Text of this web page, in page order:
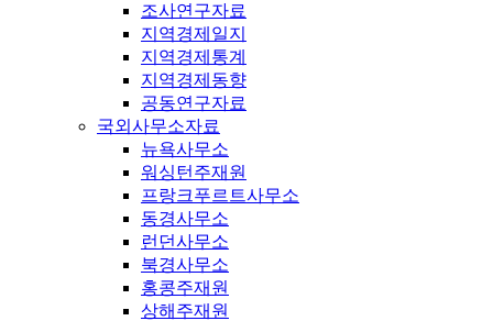
조사연구자료
지역경제일지
지역경제통계
지역경제동향
공동연구자료
국외사무소자료
뉴욕사무소
워싱턴주재원
프랑크푸르트사무소
동경사무소
런던사무소
북경사무소
홍콩주재원
상해주재원